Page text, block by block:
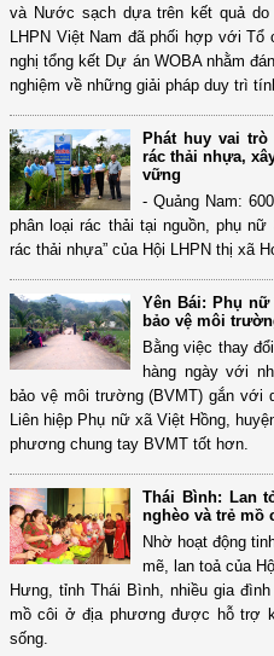
và Nước sạch dựa trên kết quả do
LHPN Việt Nam đã phối hợp với
nghị tổng kết Dự án WOBA nhằm
nghiệm về những giải pháp duy trì
Phát huy vai
rác thải nhựa,
vững
- Quảng Nam:
phân loại rác thải tại nguồn, phụ
rác thải nhựa” của Hội LHPN thị xã
Yên Bái: Phụ
bảo vệ môi
Bằng việc thay
hàng ngày với
bảo vệ môi trường (BVMT) gắn với
Liên hiệp Phụ nữ xã Việt Hồng,
phương chung tay BVMT tốt hơn.
Thái Bình: Lan
nghèo và trẻ mồ
Nhờ hoạt động
mẽ, lan toả của
Hưng, tỉnh Thái Bình, nhiều gia
mồ côi ở địa phương được hỗ trợ
sống.